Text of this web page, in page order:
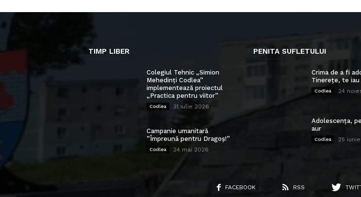
TIMP LIBER
Colegiul Tehnic „Simion
Mehedinți Codlea”
implementează proiectul
„Practica pentru viitor”
Codlea 31 iulie 2026
Campanie umanitară
”Împreună pentru Dragoș!”
Codlea 24 mai 2026
PENITA SUFLETULUI
Crima de a fi
Tinerețe, te iau
Codlea 24
Adolescența,
aur
Codlea 25
FACEBOOK RSS